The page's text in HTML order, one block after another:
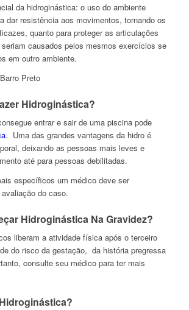
da hidroginástica: o uso do ambiente
dar resistência aos movimentos, tornando os
quanto para proteger as articulações
causados pelos mesmos exercícios se
em outro ambiente.
Preto
Hidroginástica?
entrar e sair de uma piscina pode
. Uma das grandes vantagens da hidro é
deixando as pessoas mais leves e
até para pessoas debilitadas.
específicos um médico deve ser
do caso.
Hidroginástica Na Gravidez?
liberam a atividade física após o terceiro
do risco da gestação, da história pregressa
consulte seu médico para ter mais